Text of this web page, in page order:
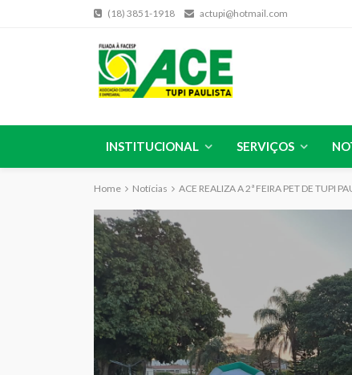
(18) 3851-1918 actupi@hotmail.com
INSTITUCIONAL SERVIÇOS
Home Notícias ACE REALIZA A 2ª FEIRA PET DE TUPI